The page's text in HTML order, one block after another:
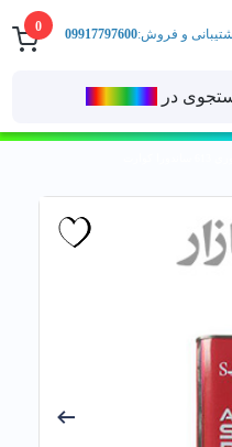
0
در
و فروش:09917797600